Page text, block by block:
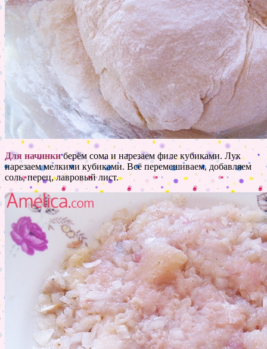
Для начинкиберём сома и нарезаем филе кубиками. Лук
нарезаем мелкими кубиками. Всё перемешиваем, добавляем
соль, перец, лавровый лист.